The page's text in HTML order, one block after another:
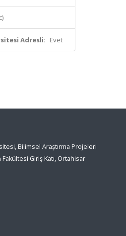
Adresli: Evet
Bilimsel Araştırma Projeleri
Giriş Katı, Ortahisar